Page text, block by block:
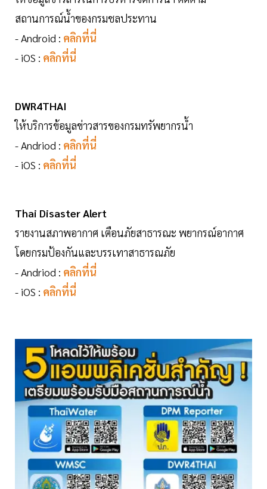
สถานการณ์น้ำของกรมชลประทาน
- Android : คลิกที่นี่
- iOS : คลิกที่นี่
DWR4THAI
ให้บริการข้อมูลข่าวสารของกรมทรัพยากรน้ำ
- Andriod : คลิกที่นี่
- iOS : คลิกที่นี่
Thai Disaster Alert
รายงานสภาพอากาศ เตือนภัยสาธารณะ พยากรณ์อากาศ
โดยกรมป้องกันและบรรเทาสาธารณภัย
- Andriod : คลิกที่นี่
- iOS : คลิกที่นี่